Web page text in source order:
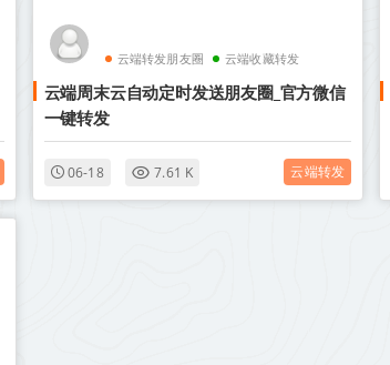
云端转发朋友圈 云端收藏转发
云端周末云自动定时发送朋友圈_官方微信
一键转发
06-18 7.61 K 云端转发